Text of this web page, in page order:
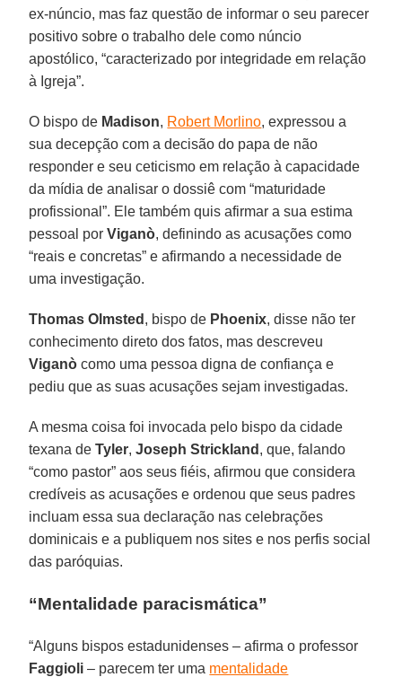
ex-núncio, mas faz questão de informar o seu parecer
positivo sobre o trabalho dele como núncio
apostólico, “caracterizado por integridade em relação
à Igreja”.
O bispo de Madison, Robert Morlino, expressou a
sua decepção com a decisão do papa de não
responder e seu ceticismo em relação à capacidade
da mídia de analisar o dossiê com “maturidade
profissional”. Ele também quis afirmar a sua estima
pessoal porViganò, definindo as acusações como
“reais e concretas” e afirmando a necessidade de
uma investigação.
Thomas Olmsted , bispo de Phoenix, disse não ter
conhecimento direto dos fatos, mas descreveu
Viganò como uma pessoa digna de confiança e
pediu que as suas acusações sejam investigadas.
A mesma coisa foi invocada pelo bispo da cidade
texana deTyler,Joseph Strickland , que, falando
“como pastor” aos seus fiéis, afirmou que considera
credíveis as acusações e ordenou que seus padres
incluam essa sua declaração nas celebrações
dominicais e a publiquem nos sites e nos perfis social
das paróquias.
“Mentalidade paracismática”
“Alguns bispos estadunidenses – afirma o professor
Faggioli – parecem ter uma mentalidade